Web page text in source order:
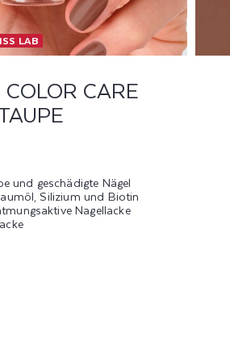
LAB
CARE
und geschädigte Nägel
Silizium und Biotin
Nagellacke